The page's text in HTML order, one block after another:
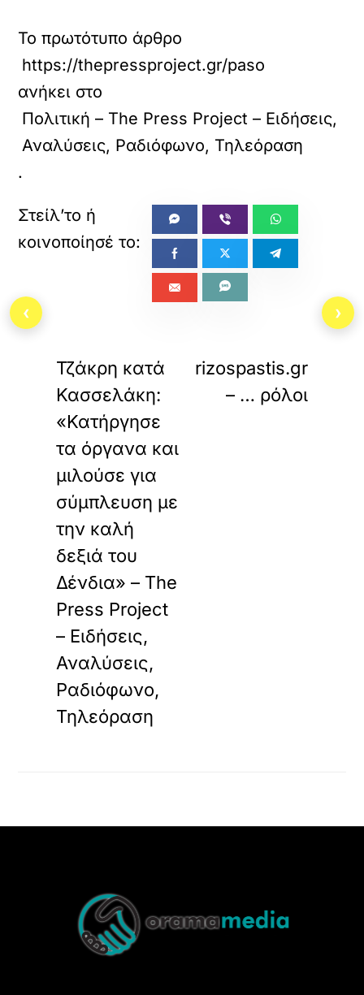
Το πρωτότυπο άρθρο
https://thepressproject.gr/pasok-
ανήκει στο
Πολιτική – The Press Project – Ειδήσεις,
Αναλύσεις, Ραδιόφωνο, Τηλεόραση
.
«
Τζάκρη κατά
Κασσελάκη:
«Κατήργησε
τα όργανα και
μιλούσε για
σύμπλευση με
την καλή
δεξιά του
Δένδια» – The
Press Project
– Ειδήσεις,
Αναλύσεις,
Ραδιόφωνο,
Τηλεόραση
»
rizospastis.gr
– … ρόλοι
Top
‹ ›